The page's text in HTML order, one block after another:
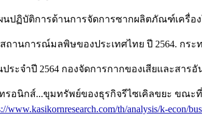
นปฏิบัติการด้านการจัดการซากผลิตภัณฑ์เครื่
ถานการณ์มลพิษของประเทศไทย ปี 2564. กร
ระจำปี 2564 กองจัดการกากของเสียและสา
ทรอนิกส์...ขุมทรัพย์ของธุรกิจรีไซเคิลขยะ ข
www.kasikornresearch.com/th/analysis/k-econ/